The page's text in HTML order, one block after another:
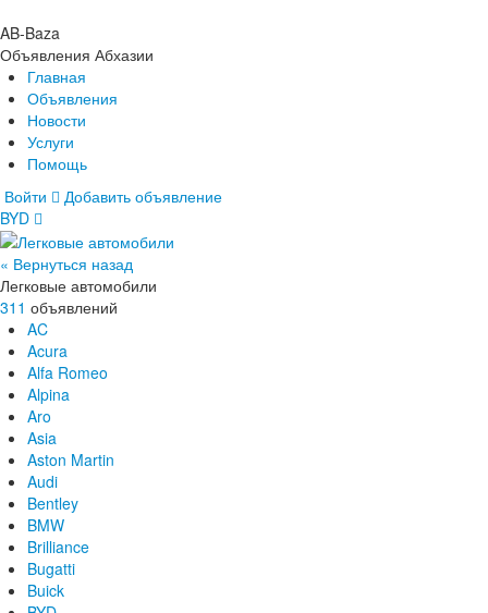
AB-Baza
Объявления Абхазии
Главная
Объявления
Новости
Услуги
Помощь
Войти
Добавить объявление
Главная
Объявления
Новости
Услуги
Помощь
BYD
« Вернуться назад
Легковые автомобили
311 объявлений
AC
Acura
Alfa Romeo
Alpina
Aro
Asia
Aston Martin
Audi
Bentley
BMW
Brilliance
Bugatti
Buick